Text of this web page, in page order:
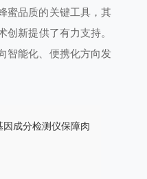
品质的关键工具，其
新提供了有力支持。
智能化、便携化方向发
成分检测仪保障肉